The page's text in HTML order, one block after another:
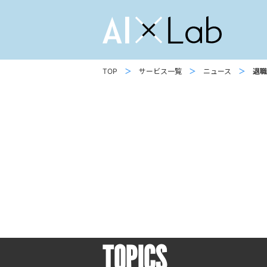
TOP サービス一覧 ニュース 退
TOPICS